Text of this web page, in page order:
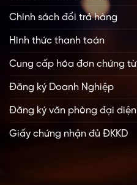
Chính sách đổi trả hàng
Hình thức thanh toán
Cung cấp hóa đơn chứng từ
Đăng ký Doanh Nghiệp
Đăng ký văn phòng đại diện
Giấy chứng nhận đủ ĐKKD